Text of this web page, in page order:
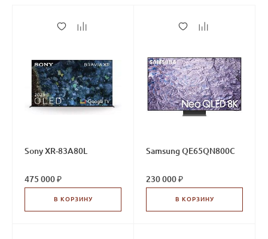
Sony XR-83A80L
475 000 ₽
В КОРЗИНУ
Samsung QE65QN800C
230 000 ₽
В КОРЗИНУ